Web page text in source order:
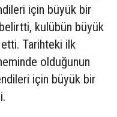
için büyük bir
kulübün büyük
Tarihteki ilk
olduğunun
için büyük bir